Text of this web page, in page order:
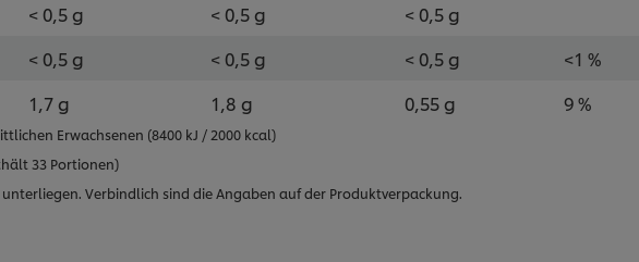
< 0,5 g < 0,5 g
< 0,5 g
< 0,5 g < 0,5 g < 0,5 g
<1 %
1,7 g 1,8 g 0,55 g 9 %
Erwachsenen (8400 kJ / 2000 kcal)
33 Portionen)
Verbindlich sind die Angaben auf der Produktverpackung.